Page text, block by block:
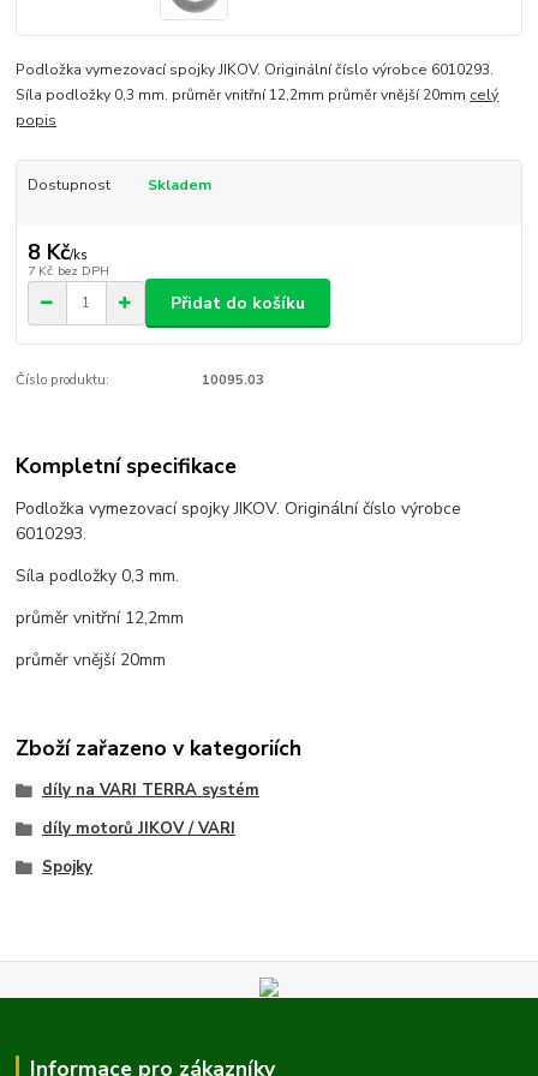
Podložka vymezovací spojky JIKOV. Originální číslo výrobce 6010293.
Síla podložky 0,3 mm. průměr vnitřní 12,2mm průměr vnější 20mm celý
popis
Dostupnost Skladem
8 Kč/ks
7 Kč bez DPH
Přidat do košíku
Číslo produktu: 10095.03
Kompletní specifikace
Podložka vymezovací spojky JIKOV. Originální číslo výrobce
6010293.
Síla podložky 0,3 mm.
průměr vnitřní 12,2mm
průměr vnější 20mm
Zboží zařazeno v kategoriích
díly na VARI TERRA systém
díly motorů JIKOV / VARI
Spojky
Informace pro zákazníky